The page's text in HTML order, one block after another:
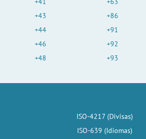
+43
+44
+46
+48
+86
+91
+92
+93
ISO-4217 (Divisas)
ISO-639 (Idiomas)